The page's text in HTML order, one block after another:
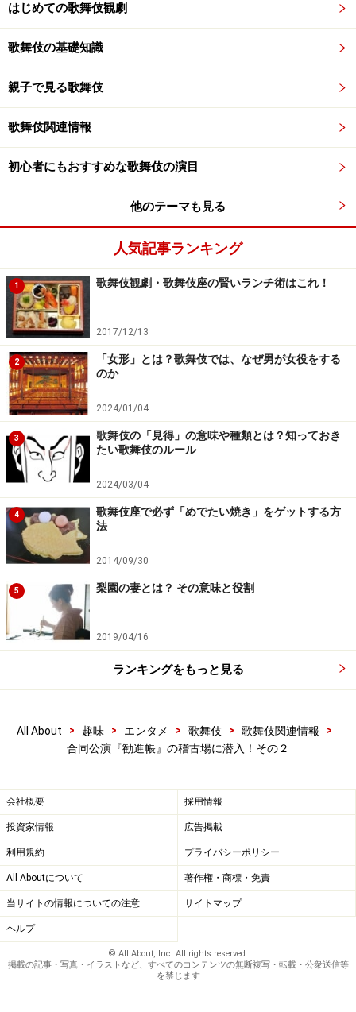
はじめての歌舞伎観劇
歌舞伎の基礎知識
親子で見る歌舞伎
歌舞伎関連情報
初心者にもおすすめな歌舞伎の演目
他のテーマも見る
人気記事ランキング
1 歌舞伎観劇・歌舞伎座の賢いランチ術はこれ！
2017/12/13
2
「女形」とは？歌舞伎では、なぜ男が女役をする
のか
2024/01/04
3
歌舞伎の「見得」の意味や種類とは？知っておき
たい歌舞伎のルール
2024/03/04
4
歌舞伎座で必ず「めでたい焼き」をゲットする方
法
2014/09/30
5 梨園の妻とは？ その意味と役割
2019/04/16
ランキングをもっと見る
All About > 趣味 > エンタメ > 歌舞伎 > 歌舞伎関連情報
>
合同公演『勧進帳』の稽古場に潜入！その２
会社概要 採用情報
投資家情報 広告掲載
利用規約 プライバシーポリシー
All Aboutについて 著作権・商標・免責
当サイトの情報についての注意 サイトマップ
ヘルプ
© All About, Inc. All rights reserved.
掲載の記事・写真・イラストなど、すべてのコンテンツの無断複写・転載・公衆送信等
を禁じます